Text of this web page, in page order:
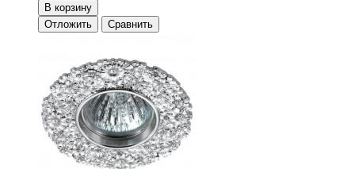
В корзину
Отложить
Сравнить